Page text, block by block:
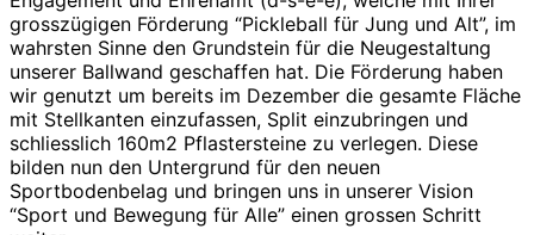
grosszügigen Förderung “Pickleball für Jung und Alt”, im
wahrsten Sinne den Grundstein für die Neugestaltung
unserer Ballwand geschaffen hat. Die Förderung haben
wir genutzt um bereits im Dezember die gesamte Fläche
mit Stellkanten einzufassen, Split einzubringen und
schliesslich 160m2 Pflastersteine zu verlegen. Diese
bilden nun den Untergrund für den neuen
Sportbodenbelag und bringen uns in unserer Vision
“Sport und Bewegung für Alle” einen grossen Schritt